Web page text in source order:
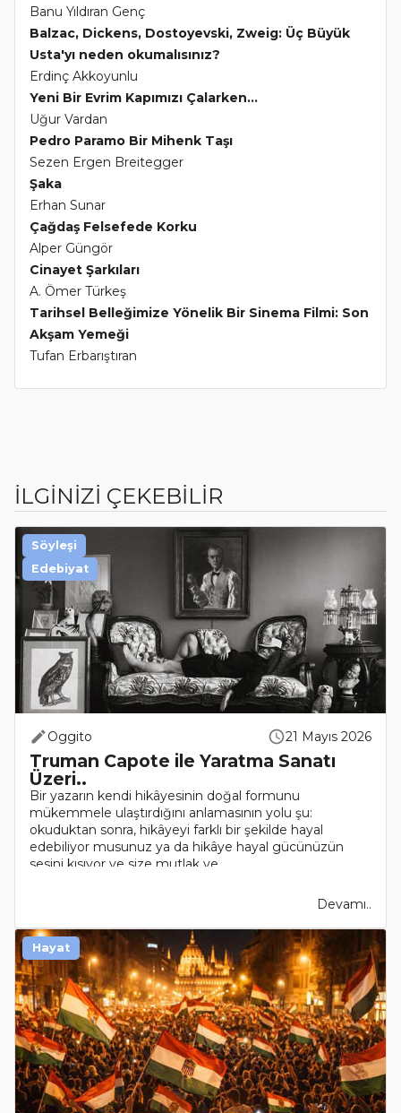
Banu Yıldıran Genç
Balzac, Dickens, Dostoyevski, Zweig: Üç Büyük
Usta'yı neden okumalısınız?
Erdinç Akkoyunlu
Yeni Bir Evrim Kapımızı Çalarken...
Uğur Vardan
Pedro Paramo Bir Mihenk Taşı
Sezen Ergen Breitegger
Şaka
Erhan Sunar
Çağdaş Felsefede Korku
Alper Güngör
Cinayet Şarkıları
A. Ömer Türkeş
Tarihsel Belleğimize Yönelik Bir Sinema Filmi: Son
Akşam Yemeği
Tufan Erbarıştıran
İLGİNİZİ ÇEKEBİLİR
Oggito 21 Mayıs 2026
Truman Capote ile Yaratma Sanatı
Üzeri..
Bir yazarın kendi hikâyesinin doğal formunu
mükemmele ulaştırdığını anlamasının yolu şu:
okuduktan sonra, hikâyeyi farklı bir şekilde hayal
edebiliyor musunuz ya da hikâye hayal gücünüzün
sesini kısıyor ve size mutlak ve ..
Devamı..
Söyleşi
Edebiyat
Hayat